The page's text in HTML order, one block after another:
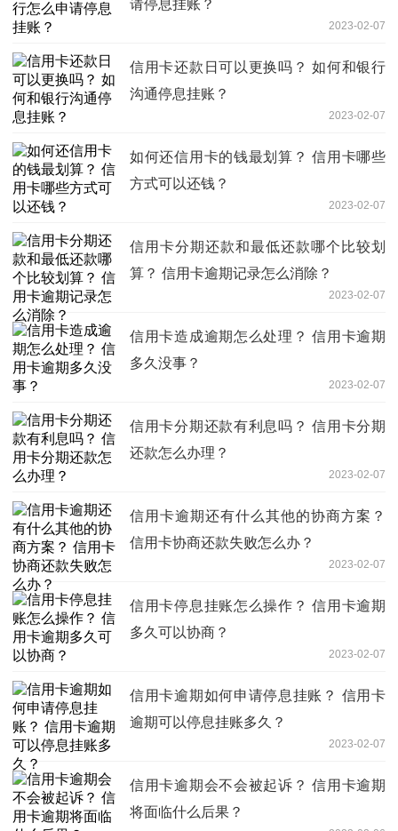
请停息挂账？
2023-02-07
信用卡还款日可以更换吗？ 如何和银行
沟通停息挂账？
2023-02-07
如何还信用卡的钱最划算？ 信用卡哪些
方式可以还钱？
2023-02-07
信用卡分期还款和最低还款哪个比较划
算？ 信用卡逾期记录怎么消除？
2023-02-07
信用卡造成逾期怎么处理？ 信用卡逾期
多久没事？
2023-02-07
信用卡分期还款有利息吗？ 信用卡分期
还款怎么办理？
2023-02-07
信用卡逾期还有什么其他的协商方案？
信用卡协商还款失败怎么办？
2023-02-07
信用卡停息挂账怎么操作？ 信用卡逾期
多久可以协商？
2023-02-07
信用卡逾期如何申请停息挂账？ 信用卡
逾期可以停息挂账多久？
2023-02-07
信用卡逾期会不会被起诉？ 信用卡逾期
将面临什么后果？